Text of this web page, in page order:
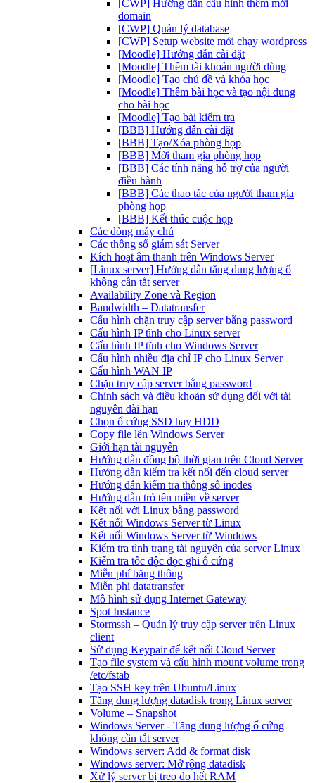
[CWP] Hướng dẫn cấu hình thêm mới
domain
[CWP] Quản lý database
[CWP] Setup website mới chạy wordpress
[Moodle] Hướng dẫn cài đặt
[Moodle] Thêm tài khoản người dùng
[Moodle] Tạo chủ đề và khóa học
[Moodle] Thêm bài học và tạo nội dung
cho bài học
[Moodle] Tạo bài kiểm tra
[BBB] Hướng dẫn cài đặt
[BBB] Tạo/Xóa phòng họp
[BBB] Mời tham gia phòng họp
[BBB] Các tính năng hỗ trợ của người
điều hành
[BBB] Các thao tác của người tham gia
phòng họp
[BBB] Kết thúc cuộc họp
Các dòng máy chủ
Các thông số giám sát Server
Kích hoạt âm thanh trên Windows Server
[Linux server] Hướng dẫn tăng dung lượng ổ
không cần tắt server
Availability Zone và Region
Bandwidth – Datatransfer
Cấu hình chặn truy cập server bằng password
Cấu hình IP tĩnh cho Linux server
Cấu hình IP tĩnh cho Windows Server
Cấu hình nhiều địa chỉ IP cho Linux Server
Cấu hình WAN IP
Chặn truy cập server bằng password
Chính sách và điều khoản sử dụng đối với tài
nguyên dài hạn
Chọn ổ cứng SSD hay HDD
Copy file lên Windows Server
Giới hạn tài nguyên
Hướng dẫn đồng bộ thời gian trên Cloud Server
Hướng dẫn kiểm tra kết nối đến cloud server
Hướng dẫn kiểm tra thông số inodes
Hướng dẫn trỏ tên miền về server
Kết nối với Linux bằng password
Kết nối Windows Server từ Linux
Kết nối Windows Server từ Windows
Kiểm tra tình trạng tài nguyên của server Linux
Kiểm tra tốc độc đọc ghi ổ cứng
Miễn phí băng thông
Miễn phí datatransfer
Mô hình sử dụng Internet Gateway
Spot Instance
Stormssh – Quản lý truy cập server trên Linux
client
Sử dụng Keypair để kết nối Cloud Server
Tạo file system và cấu hình mount volume trong
/etc/fstab
Tạo SSH key trên Ubuntu/Linux
Tăng dung lượng datadisk trong Linux server
Volume – Snapshot
Windows Server - Tăng dung lượng ổ cứng
không cần tắt server
Windows server: Add & format disk
Windows server: Mở rộng datadisk
Xử lý server bị treo do hết RAM